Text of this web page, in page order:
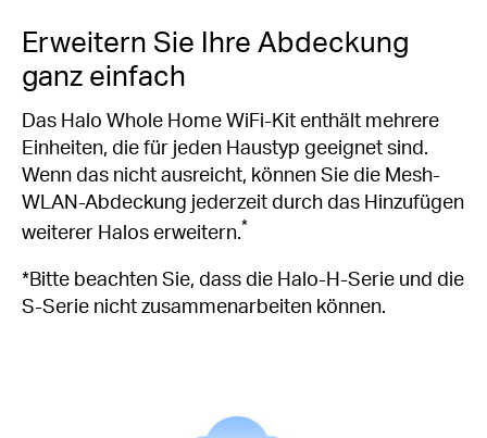
Erweitern Sie Ihre Abdeckung
ganz einfach
Das Halo Whole Home WiFi-Kit enthält mehrere
Einheiten, die für jeden Haustyp geeignet sind.
Wenn das nicht ausreicht, können Sie die Mesh-
WLAN-Abdeckung jederzeit durch das Hinzufügen
weiterer Halos erweitern. *
*Bitte beachten Sie, dass die Halo-H-Serie und die
S-Serie nicht zusammenarbeiten können.